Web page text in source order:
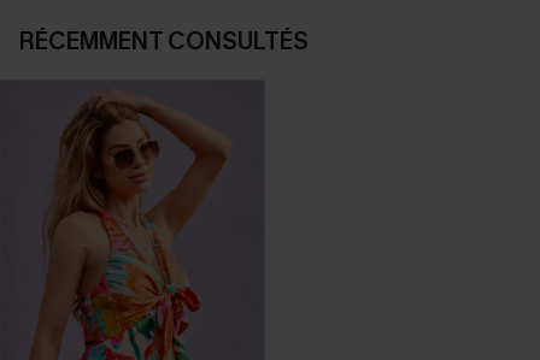
RÉCEMMENT CONSULTÉS